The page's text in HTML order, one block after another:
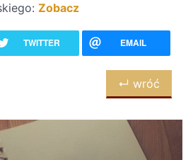
Zobacz
TWITTER EMAIL
↵ wróć